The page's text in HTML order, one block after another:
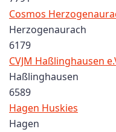
Cosmos
Herzogenaurach
6179
CVJM Haßlinghausen
Haßlinghausen
6589
Hagen Huskies
Hagen